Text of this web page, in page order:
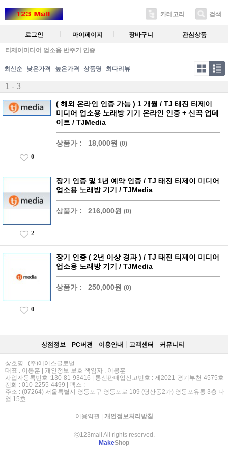
카테고리 검색
로그인 마이페이지 장바구니 관심상품
티제이미디어 업소용 반주기 인증
최신순 낮은가격 높은가격 상품명 최다리뷰
1 - 3
( 해외 온라인 인증 가능 ) 1 개월 / TJ 태진 티제이
미디어 업소용 노래방 기기 온라인 인증 + 신곡 업데
이트 / TJMedia
상품가 : 18,000원 (0)
0
장기 인증 및 1년 예약 인증 / TJ 태진 티제이 미디어
업소용 노래방 기기 / TJMedia
상품가 : 216,000원 (0)
2
장기 인증 ( 2년 이상 경과 ) / TJ 태진 티제이 미디어
업소용 노래방 기기 / TJMedia
상품가 : 250,000원 (0)
0
상점정보 PC버젼 이용안내 고객센터 커뮤니티
상호명 : (주)에이스글로벌
대표 : 이봉훈 | 개인정보 보호 책임자 : 이봉훈
사업자등록번호 :130-81-93416 | 통신판매업신고번호 : 제2021-경기부천-4575호
전화 : 010-2255-4499 | 팩스 :
주소 : (07264) 서울특별시 영등포구 영등포로 109 (당산동2가) 영등포유통 3층 나
열 15호
이용약관| 개인정보처리방침
ⓒ123mall All rights reserved.
MakeShop